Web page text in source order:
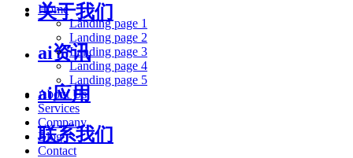
关于我们
ai资讯
ai应用
联系我们
Home
Landing page 1
Landing page 2
Landing page 3
Landing page 4
Landing page 5
About Us
Services
Company
Blog
Contact